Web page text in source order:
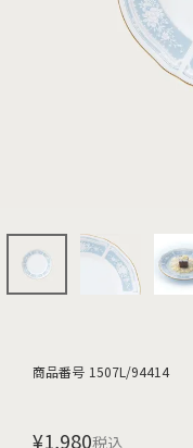
商品番号 1507L/94414
¥1,980税込